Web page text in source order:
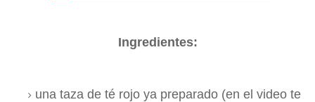
Ingredientes:
una taza de té rojo ya preparado (en el video te